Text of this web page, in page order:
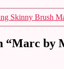
Skinny Brush
“Marc by